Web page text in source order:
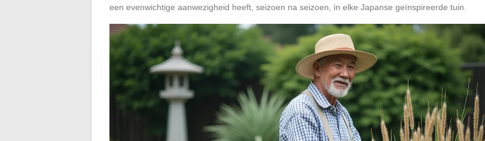
een evenwichtige aanwezigheid heeft, seizoen na seizoen, in elke Japanse geïnspireerde tuin.